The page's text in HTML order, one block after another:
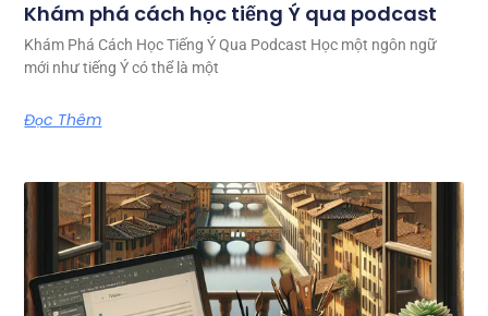
Khám phá cách học tiếng Ý qua podcast
Khám Phá Cách Học Tiếng Ý Qua Podcast Học một ngôn ngữ
mới như tiếng Ý có thể là một
Đọc Thêm